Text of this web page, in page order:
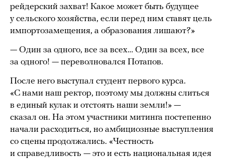
рейдерский захват! Какое может быть будущее
у сельского хозяйства, если перед ним ставят цель
импортозамещения, а образования лишают?»
— Один за одного, все за всех… Один за всех, все
за одного! — переволновался Потапов.
После него выступал студент первого курса.
«С нами наш ректор, поэтому мы должны слиться
в единый кулак и отстоять наши земли!» —
сказал он. На этом участники митинга постепенно
начали расходиться, но амбициозные выступления
со сцены продолжались. «Честность
и справедливость — это и есть национальная идея